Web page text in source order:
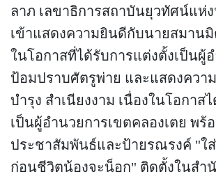
ลาภ เลขาธิการสถาบันยุวทัศน์แห่ง
เข้าแสดงความยินดีกับนายสมานมิ
ในโอกาสที่ได้รับการแต่งตั้งเป็นผู้
ป้อมปราบศัตรูพ่าย และแสดงควา
บำรุง สำเนียงงาม เนื่องในโอกาส
เป็นผู้อำนวยการเขตคลองเตย พร้
ประชาสัมพันธ์และป้ายรณรงค์ "ใ
ก่อนชีวิตน้องจะน็อก" ติดตั้งในสำ